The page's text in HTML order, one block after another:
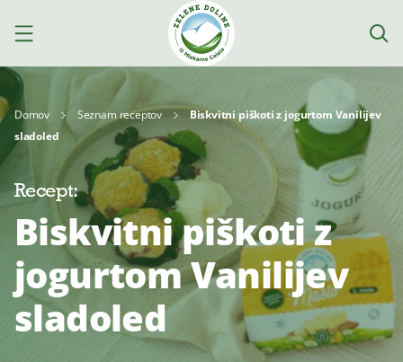
Izdelki
Mleko Jogurti Siri
Deserti
Kajmak
in
namazi
Za
kuhanje
Domov Seznam receptov
Biskvitni piškoti z jogurtom Vanilijev
sladoled
Recept:
Biskvitni piškoti z
jogurtom Vanilijev
sladoled